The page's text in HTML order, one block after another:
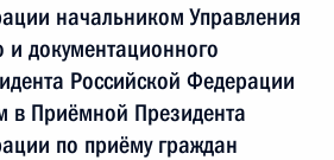
начальником Управления
документационного
Российской Федерации
в Приёмной Президента
по приёму граждан